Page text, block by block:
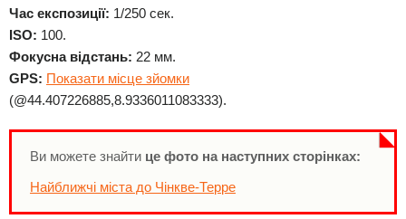
Час експозиції: 1/250 сек.
ISO: 100.
Фокусна відстань: 22 мм.
GPS: Показати місце зйомки
(@44.407226885,8.9336011083333).
Ви можете знайти це фото на наступних сторінках:
Найближчі міста до Чінкве-Терре